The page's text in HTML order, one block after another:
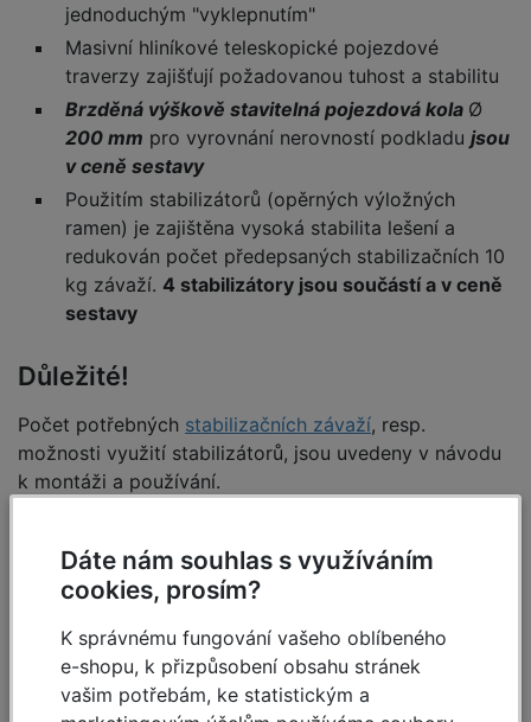
jednoduchým "vyklepnutím"
Masivní hliníkové teleskopické pojezdové
traverzy zajišťují požadovanou tuhost a stabilitu
Brzděná výškově stavitelná pojezdová kola Ø
200 mm pro vyrovnání nerovností podkladu jsou
v ceně sestavy
Použitím stabilizátorů (opěrných výložných
ramen) je zajištěna vysoká stabilita lešení a
redukován počet předepsaných stabilizačních 10
kg závaží. 4 stabilizátory jsou součástí a v ceně
sestavy
Důležité!
Počet potřebných stabilizačních závaží, resp.
možnosti využití stabilizátorů, jsou uvedeny v návodu
k montáži a používání.
Dáte nám souhlas s využíváním
cookies, prosím?
K správnému fungování vašeho oblíbeného
e-shopu, k přizpůsobení obsahu stránek
vašim potřebám, ke statistickým a